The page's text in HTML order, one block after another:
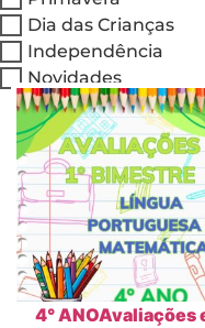
Dia das Crianças
Independência
Novidades
4° ANOAvaliações